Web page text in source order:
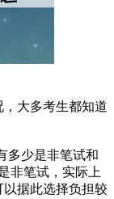
大多考生都知道
多少是非笔试和
非笔试，实际上
据此选择负担较